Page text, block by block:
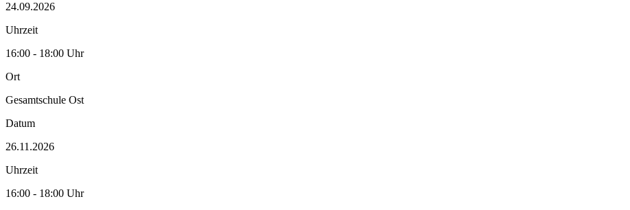
24.09.2026
Uhrzeit
16:00 - 18:00 Uhr
Ort
Gesamtschule Ost
Datum
26.11.2026
Uhrzeit
16:00 - 18:00 Uhr